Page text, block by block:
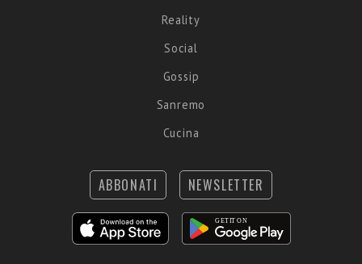
Reality
Social
Gossip
Sanremo
Cucina
ABBONATI NEWSLETTER